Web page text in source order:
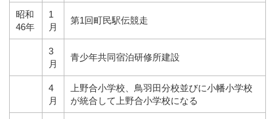
昭和
46年
1
月
第1回町民駅伝競走
3
月
青少年共同宿泊研修所建設
4
月
上野合小学校、鳥羽田分校並びに小幡小学校
が統合して上野合小学校になる